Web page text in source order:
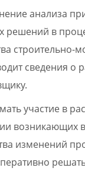
анализа
решений в
строительно-
сведения о
участие в
возникающих
изменений